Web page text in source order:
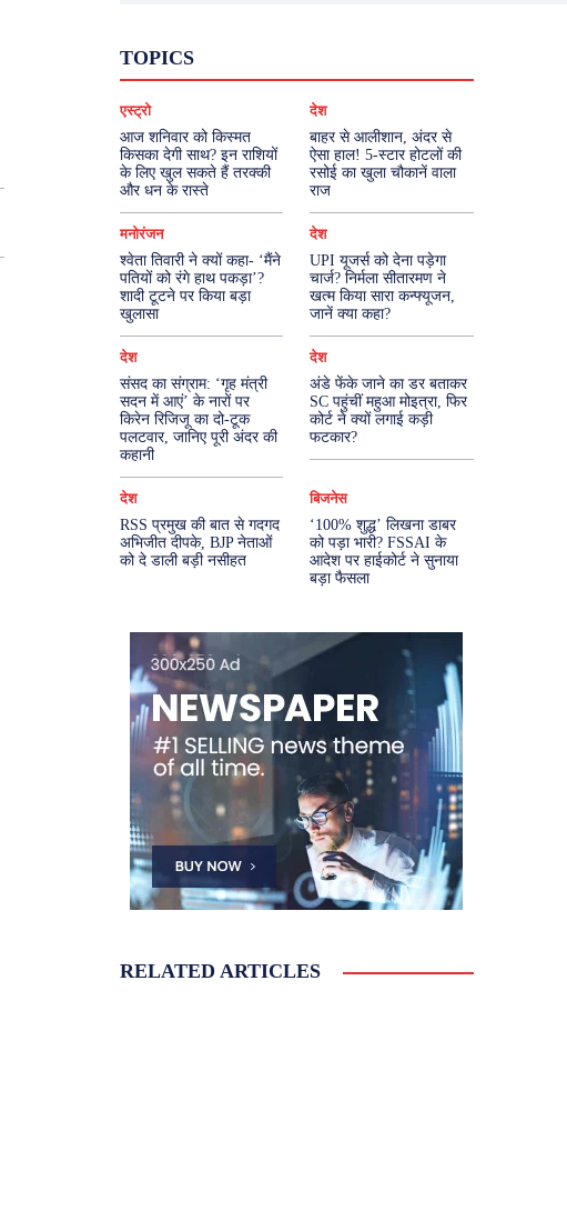
TOPICS
दुनिया
मनोरंजन
राजनीति वास्तु शास्त्र
More
एस्ट्रो
आज शनिवार को किस्मत
किसका देगी साथ? इन राशियों
के लिए खुल सकते हैं तरक्की
और धन के रास्ते
देश
बाहर से आलीशान, अंदर से
ऐसा हाल! 5-स्टार होटलों की
रसोई का खुला चौकानें वाला
राज
मनोरंजन
श्वेता तिवारी ने क्यों कहा- ‘मैंने
पतियों को रंगे हाथ पकड़ा’?
शादी टूटने पर किया बड़ा
खुलासा
देश
UPI यूजर्स को देना पड़ेगा
चार्ज? निर्मला सीतारमण ने
खत्म किया सारा कन्फ्यूजन,
जानें क्या कहा?
देश
संसद का संग्राम: ‘गृह मंत्री
सदन में आएं’ के नारों पर
किरेन रिजिजू का दो-टूक
पलटवार, जानिए पूरी अंदर की
कहानी
देश
अंडे फेंके जाने का डर बताकर
SC पहुंचीं महुआ मोइत्रा, फिर
कोर्ट ने क्यों लगाई कड़ी
फटकार?
देश
RSS प्रमुख की बात से गदगद
अभिजीत दीपके, BJP नेताओं
को दे डाली बड़ी नसीहत
बिजनेस
‘100% शुद्ध’ लिखना डाबर
को पड़ा भारी? FSSAI के
आदेश पर हाईकोर्ट ने सुनाया
बड़ा फैसला
RELATED ARTICLES